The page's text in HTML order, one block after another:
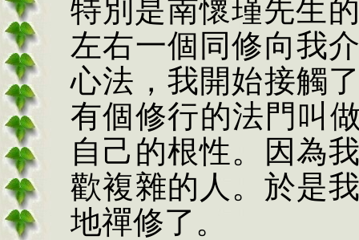
特別是南懷瑾先生
左右一個同修向我
心法，我開始接觸
有個修行的法門叫
自己的根性。因為
歡複雜的人。於是
地禪修了。